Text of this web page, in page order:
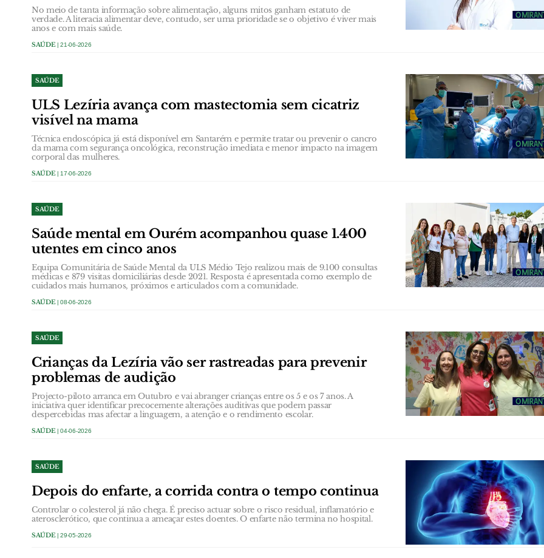
No meio de tanta informação sobre alimentação, alguns mitos ganham estatuto de
verdade. A literacia alimentar deve, contudo, ser uma prioridade se o objetivo é viver mais
anos e com mais saúde.
SAÚDE| 21-06-2026
SAÚDE
ULS Lezíria avança com mastectomia sem cicatriz
visível na mama
Técnica endoscópica já está disponível em Santarém e permite tratar ou prevenir o cancro
da mama com segurança oncológica, reconstrução imediata e menor impacto na imagem
corporal das mulheres.
SAÚDE| 17-06-2026
SAÚDE
Saúde mental em Ourém acompanhou quase 1.400
utentes em cinco anos
Equipa Comunitária de Saúde Mental da ULS Médio Tejo realizou mais de 9.100 consultas
médicas e 879 visitas domiciliárias desde 2021. Resposta é apresentada como exemplo de
cuidados mais humanos, próximos e articulados com a comunidade.
SAÚDE| 08-06-2026
SAÚDE
Crianças da Lezíria vão ser rastreadas para prevenir
problemas de audição
Projecto-piloto arranca em Outubro e vai abranger crianças entre os 5 e os 7 anos. A
iniciativa quer identificar precocemente alterações auditivas que podem passar
despercebidas mas afectar a linguagem, a atenção e o rendimento escolar.
SAÚDE| 04-06-2026
SAÚDE
Depois do enfarte, a corrida contra o tempo continua
Controlar o colesterol já não chega. É preciso actuar sobre o risco residual, inflamatório e
aterosclerótico, que continua a ameaçar estes doentes. O enfarte não termina no hospital.
SAÚDE| 29-05-2026